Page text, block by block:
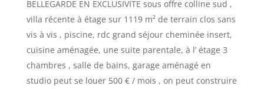
BELLEGARDE EN EXCLUSIVITE sous offre colline sud ,
villa récente à étage sur 1119 m² de terrain clos sans
vis à vis , piscine, rdc grand séjour cheminée insert,
cuisine aménagée, une suite parentale, à l’ étage 3
chambres , salle de bains, garage aménagé en
studio peut se louer 500 € / mois , on peut construire